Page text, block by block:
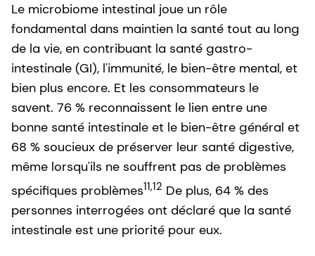
Le microbiome intestinal joue un rôle
fondamental dans maintien la santé tout au long
de la vie, en contribuant la santé gastro-
intestinale (GI), l'immunité, le bien-être mental, et
bien plus encore. Et les consommateurs le
savent. 76 % reconnaissent le lien entre une
bonne santé intestinale et le bien-être général et
68 % soucieux de préserver leur santé digestive,
même lorsqu'ils ne souffrent pas de problèmes
spécifiques problèmes11,12 De plus, 64 % des
personnes interrogées ont déclaré que la santé
intestinale est une priorité pour eux.